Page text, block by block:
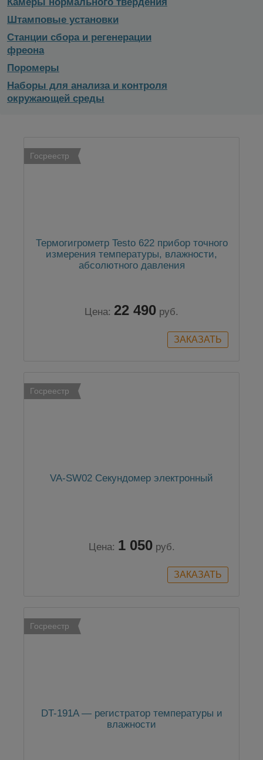
Камеры нормального твердения
Штамповые установки
Станции сбора и регенерации
фреона
Поромеры
Наборы для анализа и контроля
окружающей среды
Госреестр
Термогигрометр Testo 622 прибор точного
измерения температуры, влажности,
абсолютного давления
Цена: 22 490 руб.
Госреестр
VA-SW02 Секундомер электронный
Цена: 1 050 руб.
Госреестр
DT-191A — регистратор температуры и
влажности